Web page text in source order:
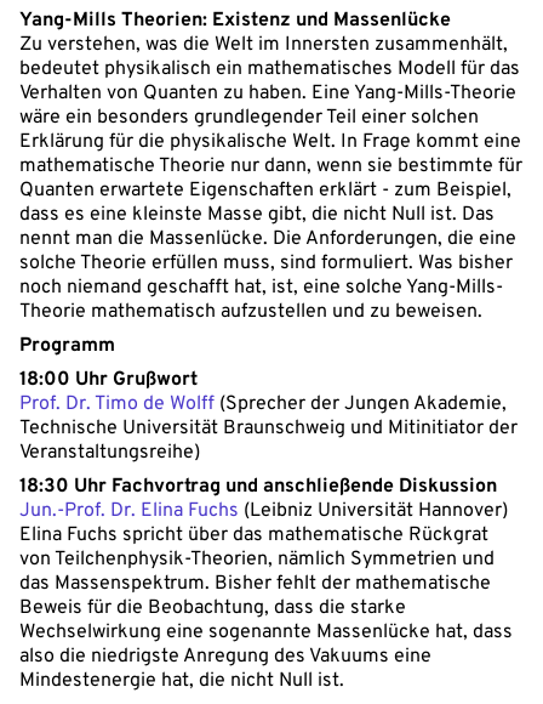
Yang-Mills Theorien: Existenz und Massenlücke
Zu verstehen, was die Welt im Innersten zusammenhält,
bedeutet physikalisch ein mathematisches Modell für das
Verhalten von Quanten zu haben. Eine Yang-Mills-Theorie
wäre ein besonders grundlegender Teil einer solchen
Erklärung für die physikalische Welt. In Frage kommt eine
mathematische Theorie nur dann, wenn sie bestimmte für
Quanten erwartete Eigenschaften erklärt - zum Beispiel,
dass es eine kleinste Masse gibt, die nicht Null ist. Das
nennt man die Massenlücke. Die Anforderungen, die eine
solche Theorie erfüllen muss, sind formuliert. Was bisher
noch niemand geschafft hat, ist, eine solche Yang-Mills-
Theorie mathematisch aufzustellen und zu beweisen.
Programm
18:00 Uhr Grußwort
Prof. Dr. Timo de Wolff (Sprecher der Jungen Akademie,
Technische Universität Braunschweig und Mitinitiator der
Veranstaltungsreihe)
18:30 Uhr Fachvortrag und anschließende Diskussion
Jun.-Prof. Dr. Elina Fuchs (Leibniz Universität Hannover)
Elina Fuchs spricht über das mathematische Rückgrat
von Teilchenphysik-Theorien, nämlich Symmetrien und
das Massenspektrum. Bisher fehlt der mathematische
Beweis für die Beobachtung, dass die starke
Wechselwirkung eine sogenannte Massenlücke hat, dass
also die niedrigste Anregung des Vakuums eine
Mindestenergie hat, die nicht Null ist.